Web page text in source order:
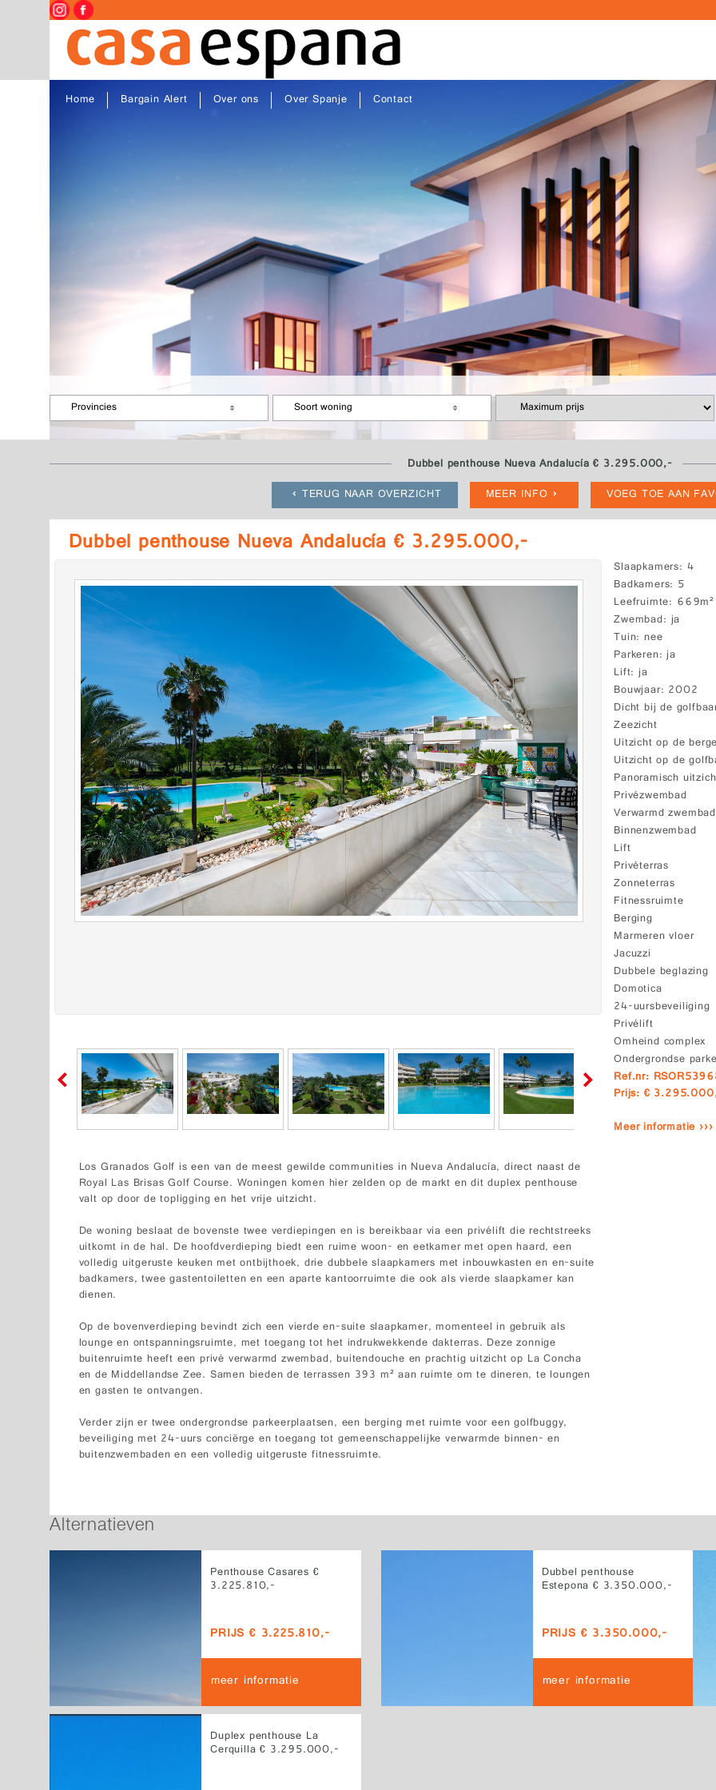
Home Bargain Alert Over ons Over Spanje Contact
Provincies Soort woning
Dubbel penthouse Nueva Andalucía € 3.295.000,-
TERUG NAAR OVERZICHT
MEER INFO VOEG TOE AAN
Dubbel penthouse Nueva Andalucía € 3.295.000,-
Slaapkamers 4
Badkamers 5
Leefruimte 669m²
Zwembad ja
Tuin nee
Parkeren ja
Lift ja
Bouwjaar 2002
Dicht bij de
Zeezicht
Uitzicht op de
Uitzicht op de
Panoramisch
Privézwembad
Verwarmd zwembad
Binnenzwembad
Lift
Privéterras
Zonneterras
Fitnessruimte
Berging
Marmeren vloer
Jacuzzi
Dubbele beglazing
Domotica
24-uursbeveiliging
Privélift
Omheind complex
Ondergrondse
Ref.nr:
Prijs: €
Meer informatie ›››
Los Granados Golf is een van de meest gewilde communities in Nueva Andalucía, direct naast de
Royal Las Brisas Golf Course. Woningen komen hier zelden op de markt en dit duplex penthouse
valt op door de topligging en het vrije uitzicht.
De woning beslaat de bovenste twee verdiepingen en is bereikbaar via een privélift die rechtstreeks
uitkomt in de hal. De hoofdverdieping biedt een ruime woon- en eetkamer met open haard, een
volledig uitgeruste keuken met ontbijthoek, drie dubbele slaapkamers met inbouwkasten en en-suite
badkamers, twee gastentoiletten en een aparte kantoorruimte die ook als vierde slaapkamer kan
dienen.
Op de bovenverdieping bevindt zich een vierde en-suite slaapkamer, momenteel in gebruik als
lounge en ontspanningsruimte, met toegang tot het indrukwekkende dakterras. Deze zonnige
buitenruimte heeft een privé verwarmd zwembad, buitendouche en prachtig uitzicht op La Concha
en de Middellandse Zee. Samen bieden de terrassen 393 m² aan ruimte om te dineren, te loungen
en gasten te ontvangen.
Verder zijn er twee ondergrondse parkeerplaatsen, een berging met ruimte voor een golfbuggy,
beveiliging met 24-uurs conciërge en toegang tot gemeenschappelijke verwarmde binnen- en
buitenzwembaden en een volledig uitgeruste fitnessruimte.
Alternatieven
Penthouse Casares €
3.225.810,-
PRIJS € 3.225.810,-
meer informatie
Dubbel penthouse
Estepona € 3.350.000,-
PRIJS € 3.350.000,-
meer informatie
Duplex penthouse La
Cerquilla € 3.295.000,-